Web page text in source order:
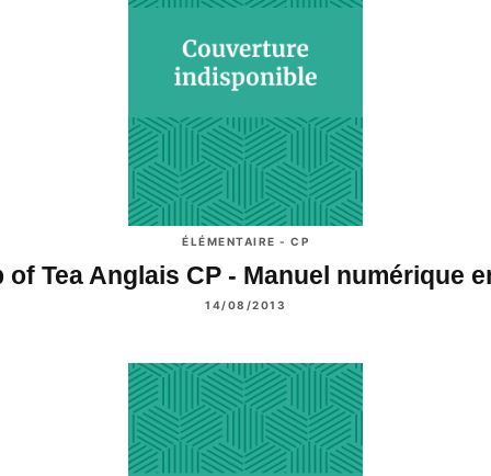
ÉLÉMENTAIRE - CP
of Tea Anglais CP - Manuel numérique
14/08/2013